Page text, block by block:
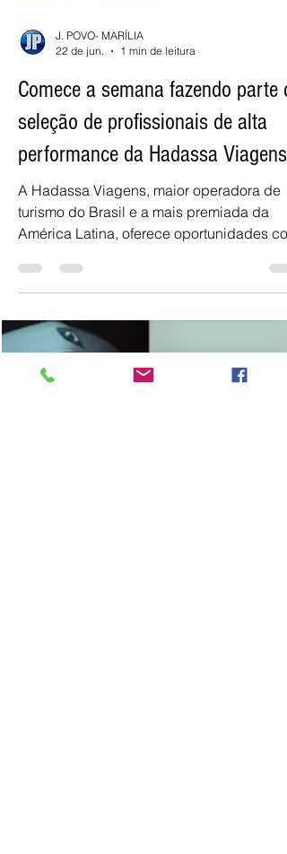
J. POVO- MARÍLIA
Comece a semana fazendo parte
seleção de profissionais de alta
performance da Hadassa Viagens